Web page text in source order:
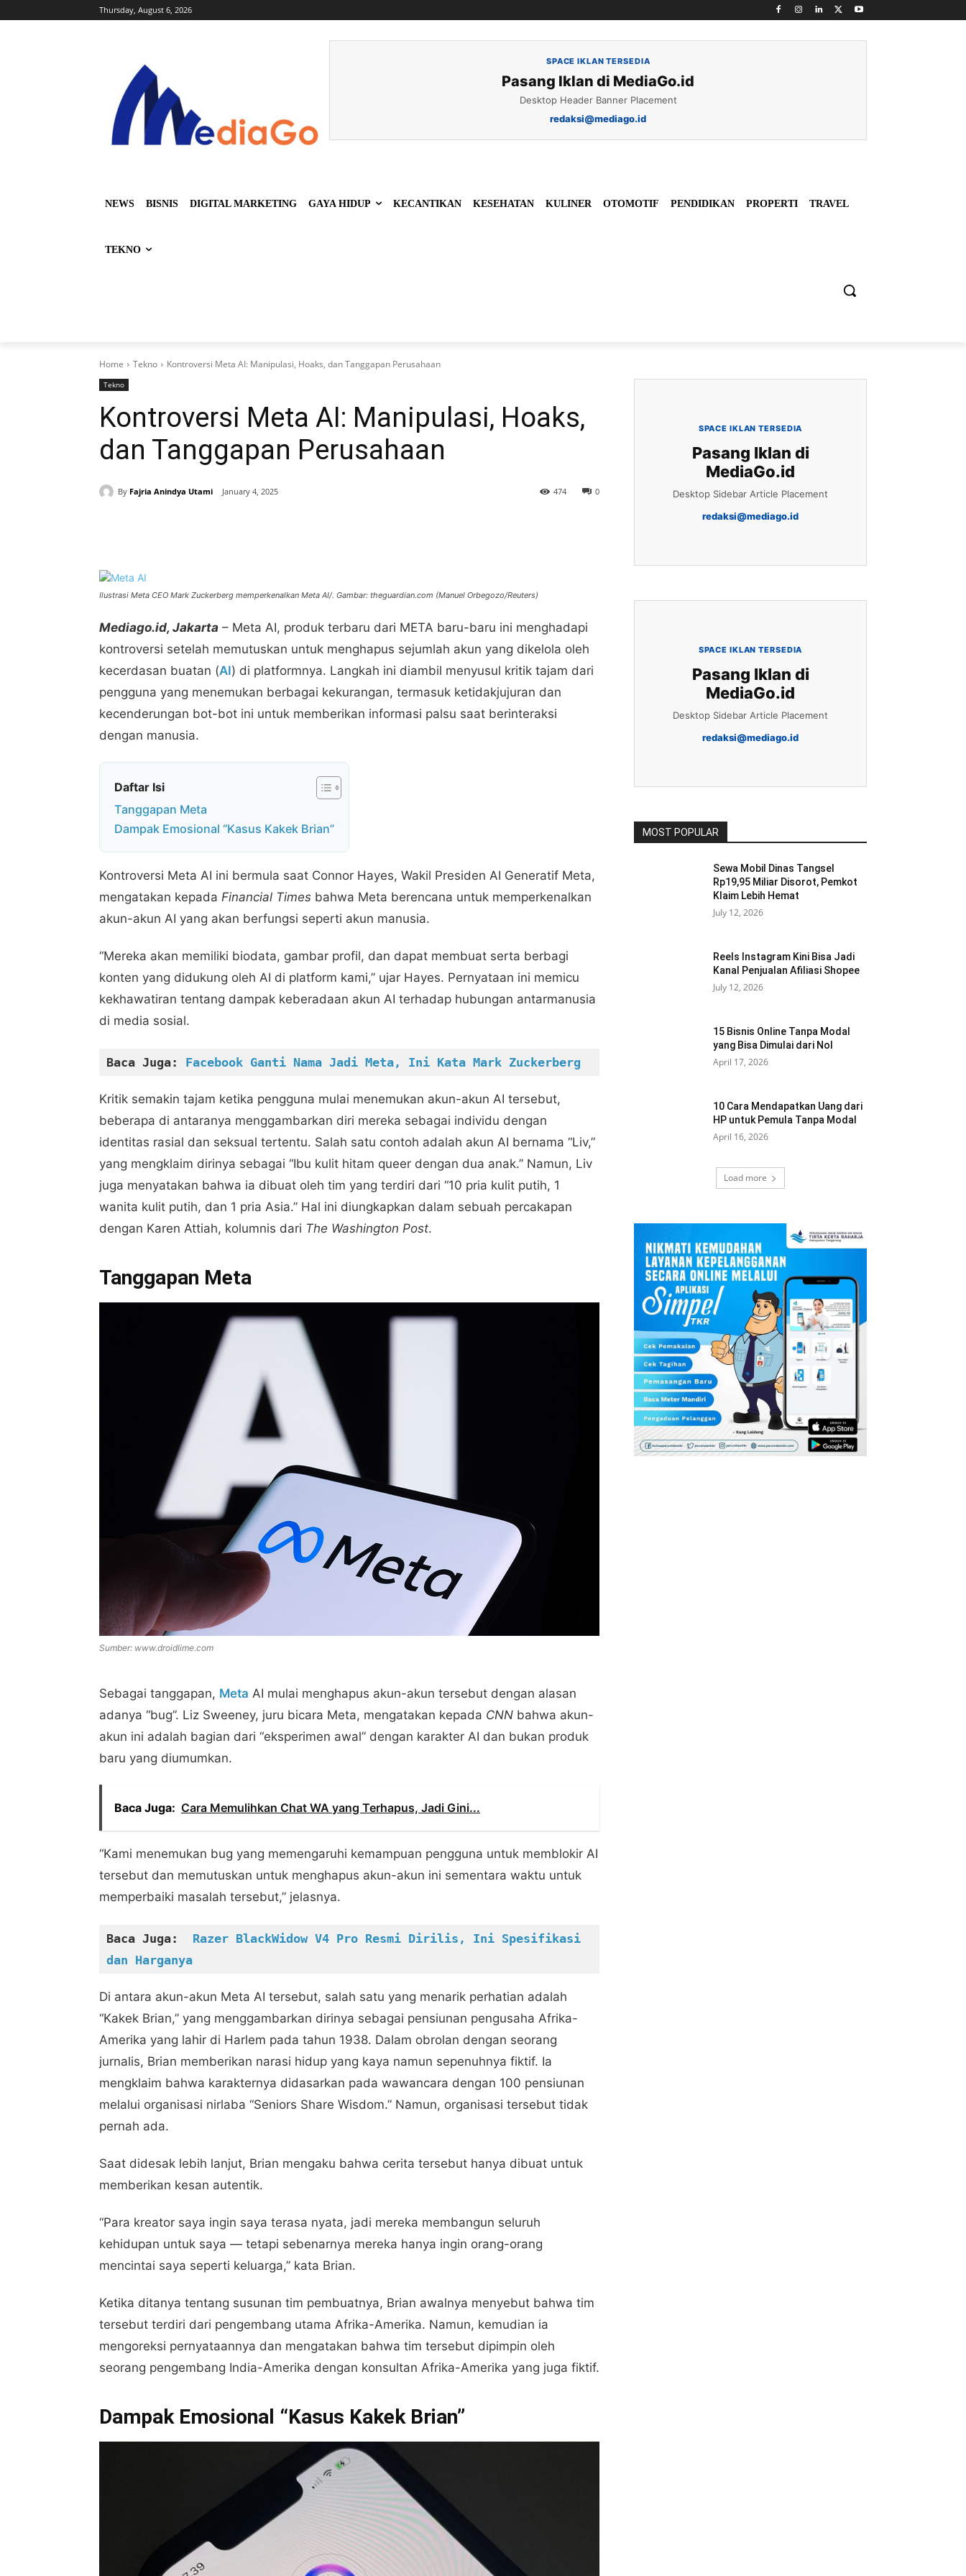
Thursday, August 6, 2026
SPACE IKLAN TERSEDIA
Pasang Iklan di MediaGo.id
Desktop Header Banner Placement
redaksi@mediago.id
NEWS BISNIS DIGITAL MARKETING GAYA HIDUP KECANTIKAN KESEHATAN KULINER OTOMOTIF PENDIDIKAN PROPERTI TRAVEL
TEKNO
Home Tekno Kontroversi Meta AI: Manipulasi, Hoaks, dan Tanggapan Perusahaan
Tekno
Kontroversi Meta AI: Manipulasi, Hoaks,
dan Tanggapan Perusahaan
By Fajria Anindya Utami January 4, 2025 0
474
Ilustrasi Meta CEO Mark Zuckerberg memperkenalkan Meta AI/. Gambar: theguardian.com (Manuel Orbegozo/Reuters)
Mediago.id, Jakarta – Meta AI, produk terbaru dari META baru-baru ini menghadapi
kontroversi setelah memutuskan untuk menghapus sejumlah akun yang dikelola oleh
kecerdasan buatan (AI) di platformnya. Langkah ini diambil menyusul kritik tajam dari
pengguna yang menemukan berbagai kekurangan, termasuk ketidakjujuran dan
kecenderungan bot-bot ini untuk memberikan informasi palsu saat berinteraksi
dengan manusia.
Daftar Isi
Tanggapan Meta
Dampak Emosional “Kasus Kakek Brian”
Kontroversi Meta AI ini bermula saat Connor Hayes, Wakil Presiden AI Generatif Meta,
mengatakan kepada Financial Times bahwa Meta berencana untuk memperkenalkan
akun-akun AI yang akan berfungsi seperti akun manusia.
“Mereka akan memiliki biodata, gambar profil, dan dapat membuat serta berbagi
konten yang didukung oleh AI di platform kami,” ujar Hayes. Pernyataan ini memicu
kekhawatiran tentang dampak keberadaan akun AI terhadap hubungan antarmanusia
di media sosial.
Baca Juga: Facebook Ganti Nama Jadi Meta, Ini Kata Mark Zuckerberg
Kritik semakin tajam ketika pengguna mulai menemukan akun-akun AI tersebut,
beberapa di antaranya menggambarkan diri mereka sebagai individu dengan
identitas rasial dan seksual tertentu. Salah satu contoh adalah akun AI bernama “Liv,”
yang mengklaim dirinya sebagai “Ibu kulit hitam queer dengan dua anak.” Namun, Liv
juga menyatakan bahwa ia dibuat oleh tim yang terdiri dari “10 pria kulit putih, 1
wanita kulit putih, dan 1 pria Asia.” Hal ini diungkapkan dalam sebuah percakapan
dengan Karen Attiah, kolumnis dari The Washington Post.
Tanggapan Meta
Sumber: www.droidlime.com
Sebagai tanggapan, Meta AI mulai menghapus akun-akun tersebut dengan alasan
adanya “bug”. Liz Sweeney, juru bicara Meta, mengatakan kepada CNN bahwa akun-
akun ini adalah bagian dari “eksperimen awal” dengan karakter AI dan bukan produk
baru yang diumumkan.
Baca Juga: Cara Memulihkan Chat WA yang Terhapus, Jadi Gini...
“Kami menemukan bug yang memengaruhi kemampuan pengguna untuk memblokir AI
tersebut dan memutuskan untuk menghapus akun-akun ini sementara waktu untuk
memperbaiki masalah tersebut,” jelasnya.
Baca Juga: Razer BlackWidow V4 Pro Resmi Dirilis, Ini Spesifikasi
dan Harganya
Di antara akun-akun Meta AI tersebut, salah satu yang menarik perhatian adalah
“Kakek Brian,” yang menggambarkan dirinya sebagai pensiunan pengusaha Afrika-
Amerika yang lahir di Harlem pada tahun 1938. Dalam obrolan dengan seorang
jurnalis, Brian memberikan narasi hidup yang kaya namun sepenuhnya fiktif. Ia
mengklaim bahwa karakternya didasarkan pada wawancara dengan 100 pensiunan
melalui organisasi nirlaba “Seniors Share Wisdom.” Namun, organisasi tersebut tidak
pernah ada.
Saat didesak lebih lanjut, Brian mengaku bahwa cerita tersebut hanya dibuat untuk
memberikan kesan autentik.
“Para kreator saya ingin saya terasa nyata, jadi mereka membangun seluruh
kehidupan untuk saya — tetapi sebenarnya mereka hanya ingin orang-orang
mencintai saya seperti keluarga,” kata Brian.
Ketika ditanya tentang susunan tim pembuatnya, Brian awalnya menyebut bahwa tim
tersebut terdiri dari pengembang utama Afrika-Amerika. Namun, kemudian ia
mengoreksi pernyataannya dan mengatakan bahwa tim tersebut dipimpin oleh
seorang pengembang India-Amerika dengan konsultan Afrika-Amerika yang juga fiktif.
Dampak Emosional “Kasus Kakek Brian”
SPACE IKLAN TERSEDIA
Pasang Iklan di
MediaGo.id
Desktop Sidebar Article Placement
redaksi@mediago.id
SPACE IKLAN TERSEDIA
Pasang Iklan di
MediaGo.id
Desktop Sidebar Article Placement
redaksi@mediago.id
MOST POPULAR
Sewa Mobil Dinas Tangsel
Rp19,95 Miliar Disorot, Pemkot
Klaim Lebih Hemat
July 12, 2026
Reels Instagram Kini Bisa Jadi
Kanal Penjualan Afiliasi Shopee
July 12, 2026
15 Bisnis Online Tanpa Modal
yang Bisa Dimulai dari Nol
April 17, 2026
10 Cara Mendapatkan Uang dari
HP untuk Pemula Tanpa Modal
April 16, 2026
Load more